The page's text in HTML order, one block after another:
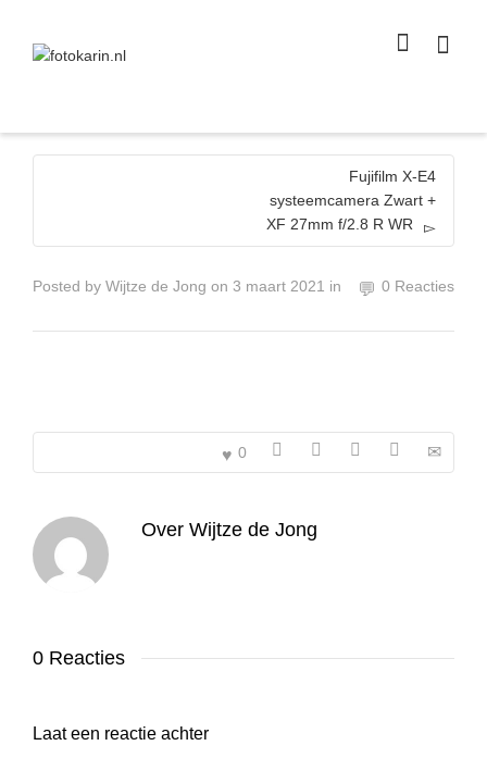
size
Super Search
Fujifilm X-E4
systeemcamera Zwart +
XF 27mm f/2.8 R WR
Posted by Wijtze de Jong on 3 maart 2021 in 0 Reacties
0
Over Wijtze de Jong
0 Reacties
Laat een reactie achter